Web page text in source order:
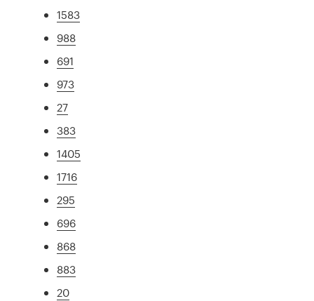
1583
988
691
973
27
383
1405
1716
295
696
868
883
20